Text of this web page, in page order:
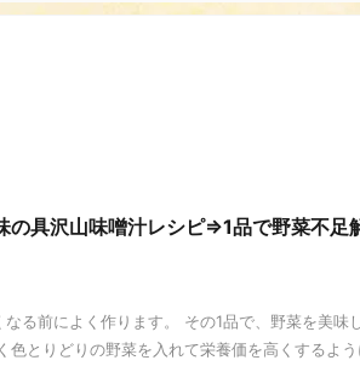
の具沢山味噌汁レシピ⇒1品で野菜不足
る前によく作ります。 その1品で、野菜を美味
色とりどりの野菜を入れて栄養価を高くするよう